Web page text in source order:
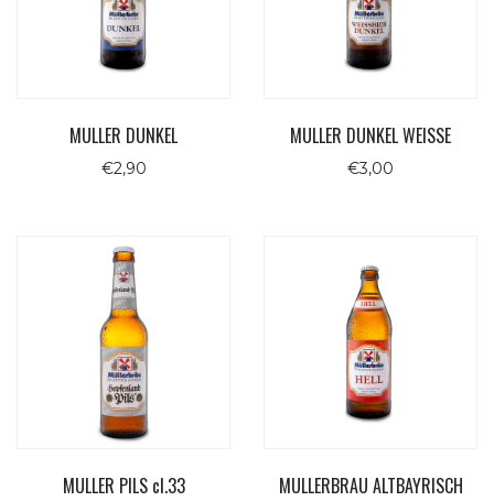
MULLER DUNKEL
€2,90
MULLER DUNKEL WEISSE
€3,00
MULLER PILS cl.33
MULLERBRAU ALTBAYRISCH